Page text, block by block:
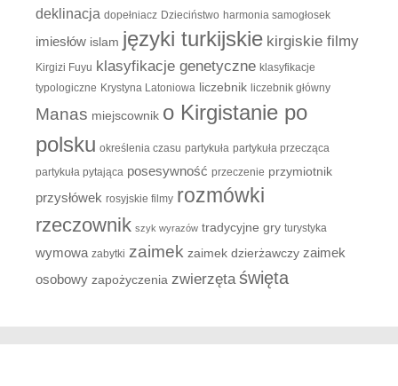
deklinacja dopełniacz Dzieciństwo harmonia samogłosek
imiesłów islam języki turkijskie kirgiskie filmy
Kirgizi Fuyu klasyfikacje genetyczne klasyfikacje
typologiczne Krystyna Latoniowa liczebnik liczebnik główny
Manas miejscownik o Kirgistanie po
polsku określenia czasu partykuła partykuła przecząca
partykuła pytająca posesywność przeczenie przymiotnik
przysłówek rosyjskie filmy rozmówki
rzeczownik szyk wyrazów tradycyjne gry turystyka
wymowa zabytki zaimek zaimek dzierżawczy zaimek
osobowy zapożyczenia zwierzęta święta